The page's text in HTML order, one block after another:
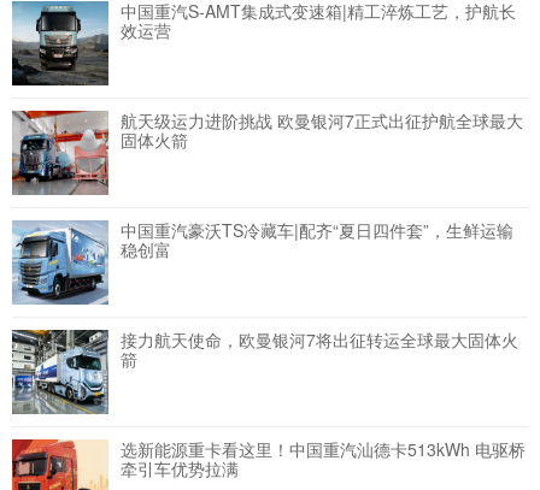
中国重汽S-AMT集成式变速箱|精工淬炼工艺，护航长
效运营
航天级运力进阶挑战 欧曼银河7正式出征护航全球最大
固体火箭
中国重汽豪沃TS冷藏车|配齐“夏日四件套”，生鲜运输
稳创富
接力航天使命，欧曼银河7将出征转运全球最大固体火
箭
选新能源重卡看这里！中国重汽汕德卡513kWh 电驱桥
牵引车优势拉满